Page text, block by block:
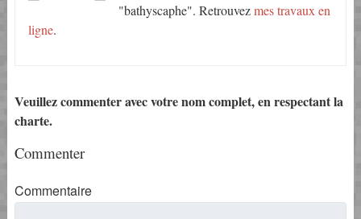
"bathyscaphe". Retrouvezmes travaux en
ligne.
Veuillez commenter avec votre nom complet, en respectant la
charte.
Commenter
Commentaire